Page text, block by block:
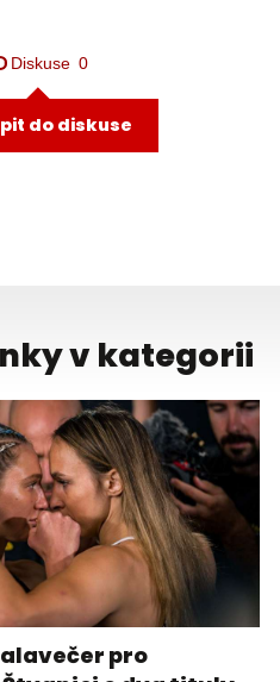
Diskuse 0
do diskuse
v kategorii
pro